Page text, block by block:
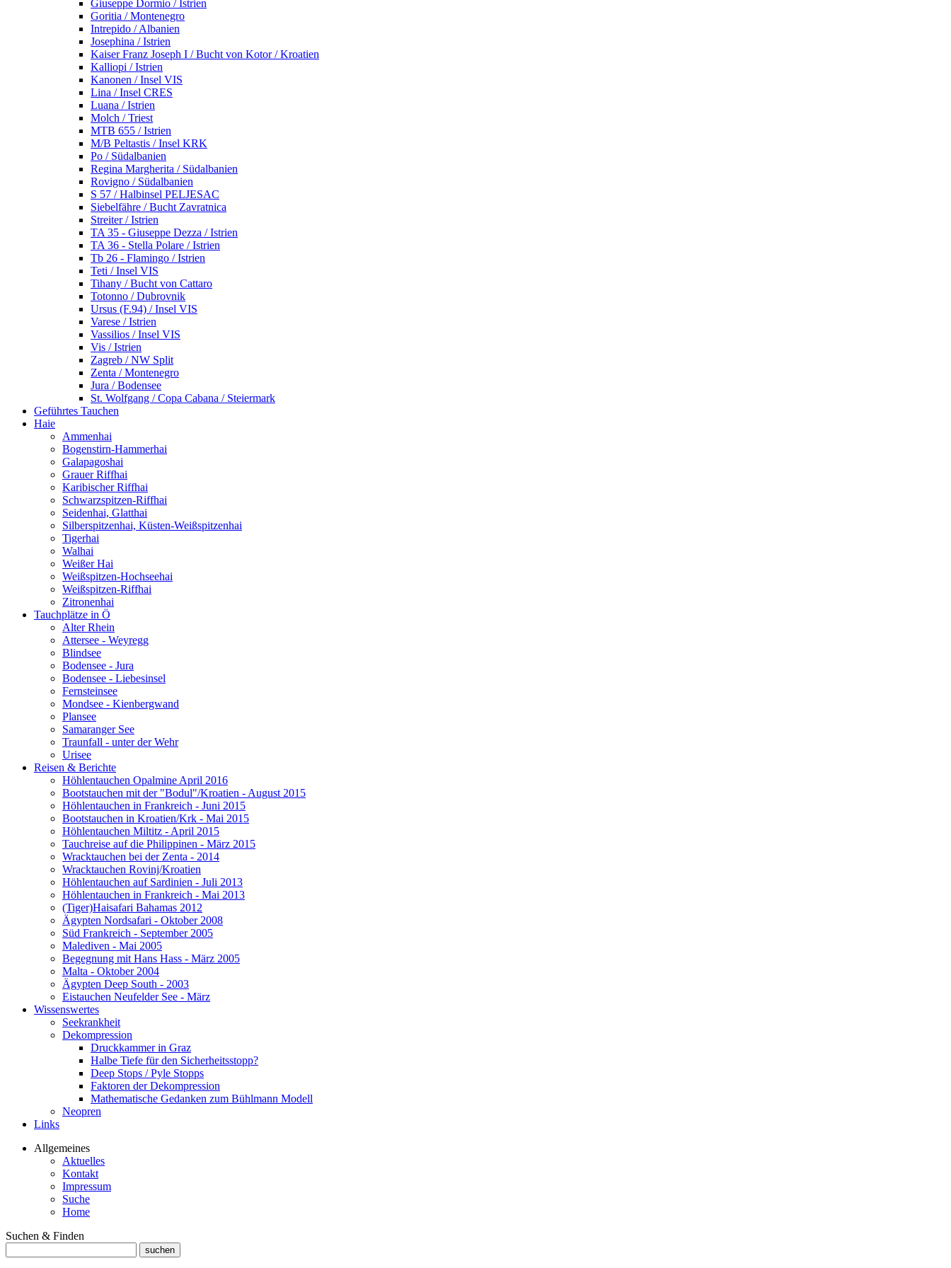
Giuseppe Dormio / Istrien
Goritia / Montenegro
Intrepido / Albanien
Josephina / Istrien
Kaiser Franz Joseph I / Bucht von Kotor / Kroatien
Kalliopi / Istrien
Kanonen / Insel VIS
Lina / Insel CRES
Luana / Istrien
Molch / Triest
MTB 655 / Istrien
M/B Peltastis / Insel KRK
Po / Südalbanien
Regina Margherita / Südalbanien
Rovigno / Südalbanien
S 57 / Halbinsel PELJESAC
Siebelfähre / Bucht Zavratnica
Streiter / Istrien
TA 35 - Giuseppe Dezza / Istrien
TA 36 - Stella Polare / Istrien
Tb 26 - Flamingo / Istrien
Teti / Insel VIS
Tihany / Bucht von Cattaro
Totonno / Dubrovnik
Ursus (F.94) / Insel VIS
Varese / Istrien
Vassilios / Insel VIS
Vis / Istrien
Zagreb / NW Split
Zenta / Montenegro
Jura / Bodensee
St. Wolfgang / Copa Cabana / Steiermark
Geführtes Tauchen
Haie
Ammenhai
Bogenstirn-Hammerhai
Galapagoshai
Grauer Riffhai
Karibischer Riffhai
Schwarzspitzen-Riffhai
Seidenhai, Glatthai
Silberspitzenhai, Küsten-Weißspitzenhai
Tigerhai
Walhai
Weißer Hai
Weißspitzen-Hochseehai
Weißspitzen-Riffhai
Zitronenhai
Tauchplätze in Ö
Alter Rhein
Attersee - Weyregg
Blindsee
Bodensee - Jura
Bodensee - Liebesinsel
Fernsteinsee
Mondsee - Kienbergwand
Plansee
Samaranger See
Traunfall - unter der Wehr
Urisee
Reisen & Berichte
Höhlentauchen Opalmine April 2016
Bootstauchen mit der "Bodul"/Kroatien - August 2015
Höhlentauchen in Frankreich - Juni 2015
Bootstauchen in Kroatien/Krk - Mai 2015
Höhlentauchen Miltitz - April 2015
Tauchreise auf die Philippinen - März 2015
Wracktauchen bei der Zenta - 2014
Wracktauchen Rovinj/Kroatien
Höhlentauchen auf Sardinien - Juli 2013
Höhlentauchen in Frankreich - Mai 2013
(Tiger)Haisafari Bahamas 2012
Ägypten Nordsafari - Oktober 2008
Süd Frankreich - September 2005
Malediven - Mai 2005
Begegnung mit Hans Hass - März 2005
Malta - Oktober 2004
Ägypten Deep South - 2003
Eistauchen Neufelder See - März
Wissenswertes
Seekrankheit
Dekompression
Druckkammer in Graz
Halbe Tiefe für den Sicherheitsstopp?
Deep Stops / Pyle Stopps
Faktoren der Dekompression
Mathematische Gedanken zum Bühlmann Modell
Neopren
Links
Allgemeines
Aktuelles
Kontakt
Impressum
Suche
Home
Suchen & Finden